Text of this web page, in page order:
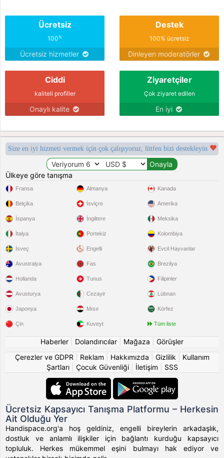
Ücretsiz
100%
Ücretsiz hizmetler
Destek
100% ücretsiz
Dinleyen moderatörler
Ciddi
kaliteli profiller
Onaylı kalite
Ziyaretçiler
Çok ziyaret edilen
En iyi
Size en iyi hizmeti vermek için çok çalışıyoruz, lütfen bizi destekleyin
Ülkeye göre tanışma
Fransa
Belçika
İspanya
İtalya
İsveç
Almanya
İsviçre
İngiltere
Portekiz
Engelli
Kanada
Amerika
Meksika
Kolombiya
Evcil Hayvanlar
Avustralya
Hollanda
Avusturya
Japonya
Çin
Fas
Tunus
Cezayir
Mısır
Kuveyt
Brezilya
Filipinler
Lübnan
Körfez
Tüm liste
Haberler Dolandırıcılar Mağaza
Görüşler
Çerezler ve GDPR
Reklam Hakkımızda Gizlilik
Kullanım
Şartları| Çocuk Güvenliği| İletişim SSS
Ücretsiz Kapsayıcı Tanışma Platformu – Herkesin
Ait Olduğu Yer
Handispace.org'a hoş geldiniz, engelli bireylerin arkadaşlık,
dostluk ve anlamlı ilişkiler için bağlantı kurduğu kapsayıcı
topluluk. Herkes mükemmel eşini bulmayı hak ediyor ve